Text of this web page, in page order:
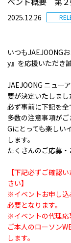
ベント概要 第２
2025.12.26
いつもJAEJOONG
y』を応援いただき
JAEJOONG ニュー
要が決定いたしまし
必ず事前に下記を全
多数の注意事項が
Gにとっても楽しい
します。
たくさんのご応募
【下記必ずご確認
さい】
※イベントお申し込
必要となります。
※イベントの代理応
ご本人のローソン
します。